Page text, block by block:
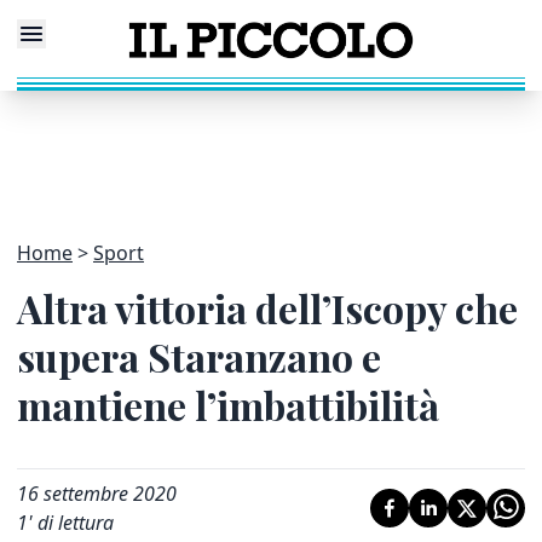
Home Sport
Altra vittoria dell’Iscopy che
supera Staranzano e
mantiene l’imbattibilità
16 settembre 2020
1' di lettura